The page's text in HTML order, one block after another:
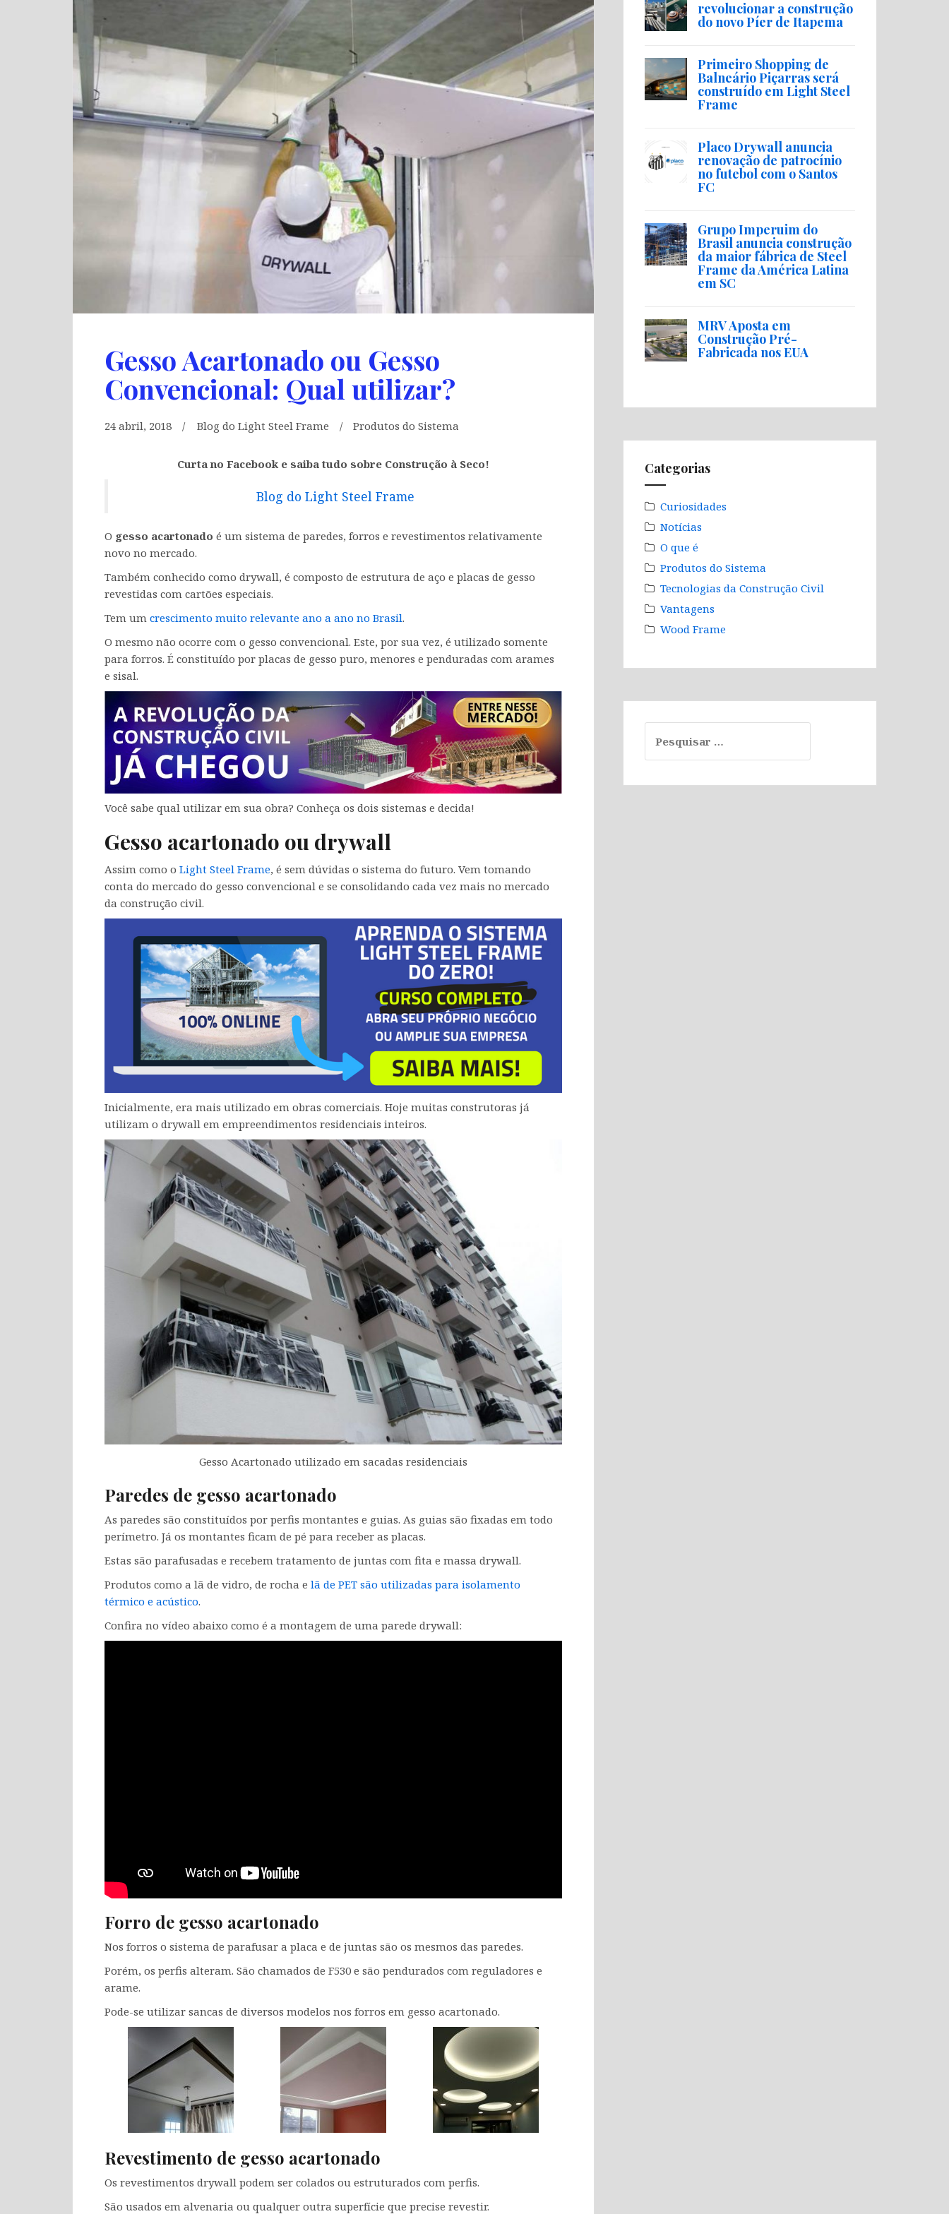
Gesso Acartonado ou Gesso
Convencional: Qual utilizar?
24 abril, 2018 Blog do Light Steel Frame Produtos do Sistema
Curta no Facebook e saiba tudo sobre Construção à Seco!
Blog do Light Steel Frame
O gesso acartonado é um sistema de paredes, forros e revestimentos relativamente
novo no mercado.
Também conhecido como drywall, é composto de estrutura de aço e placas de gesso
revestidas com cartões especiais.
Tem um crescimento muito relevante ano a ano no Brasil.
O mesmo não ocorre com o gesso convencional. Este, por sua vez, é utilizado somente
para forros. É constituído por placas de gesso puro, menores e penduradas com arames
e sisal.
Você sabe qual utilizar em sua obra? Conheça os dois sistemas e decida!
Gesso acartonado ou drywall
Assim como o Light Steel Frame, é sem dúvidas o sistema do futuro. Vem tomando
conta do mercado do gesso convencional e se consolidando cada vez mais no mercado
da construção civil.
Inicialmente, era mais utilizado em obras comerciais. Hoje muitas construtoras já
utilizam o drywall em empreendimentos residenciais inteiros.
Gesso Acartonado utilizado em sacadas residenciais
Paredes de gesso acartonado
As paredes são constituídos por perfis montantes e guias. As guias são fixadas em todo
perímetro. Já os montantes ficam de pé para receber as placas.
Estas são parafusadas e recebem tratamento de juntas com fita e massa drywall.
Produtos como a lã de vidro, de rocha e lã de PET são utilizadas para isolamento
térmico e acústico.
Confira no vídeo abaixo como é a montagem de uma parede drywall:
Forro de gesso acartonado
Nos forros o sistema de parafusar a placa e de juntas são os mesmos das paredes.
Porém, os perfis alteram. São chamados de F530 e são pendurados com reguladores e
arame.
Pode-se utilizar sancas de diversos modelos nos forros em gesso acartonado.
Revestimento de gesso acartonado
Os revestimentos drywall podem ser colados ou estruturados com perfis.
São usados em alvenaria ou qualquer outra superfície que precise revestir.
revolucionar a construção
do novo Píer de Itapema
Primeiro Shopping de
Balneário Piçarras será
construído em Light Steel
Frame
Placo Drywall anuncia
renovação de patrocínio
no futebol com o Santos
FC
Grupo Imperuim do
Brasil anuncia construção
da maior fábrica de Steel
Frame da América Latina
em SC
MRV Aposta em
Construção Pré-
Fabricada nos EUA
Categorias
Curiosidades
Notícias
O que é
Produtos do Sistema
Tecnologias da Construção Civil
Vantagens
Wood Frame
por: